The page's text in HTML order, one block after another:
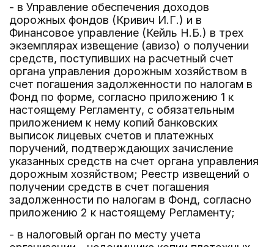
- в Управление обеспечения доходов
дорожных фондов (Кривич И.Г.) и в
Финансовое управление (Кейль Н.Б.) в трех
экземплярах извещение (авизо) о получении
средств, поступивших на расчетный счет
органа управления дорожным хозяйством в
счет погашения задолженности по налогам в
Фонд по форме, согласно приложению 1 к
настоящему Регламенту, с обязательным
приложением к нему копий банковских
выписок лицевых счетов и платежных
поручений, подтверждающих зачисление
указанных средств на счет органа управления
дорожным хозяйством; Реестр извещений о
получении средств в счет погашения
задолженности по налогам в Фонд, согласно
приложению 2 к настоящему Регламенту;
- в налоговый орган по месту учета